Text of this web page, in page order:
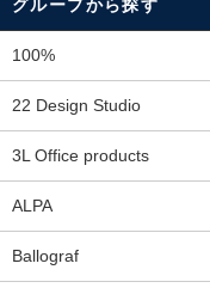
グループから探す
100%
22 Design Studio
3L Office products
ALPA
Ballograf